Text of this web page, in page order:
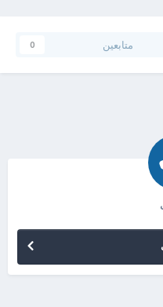
متابعين 0